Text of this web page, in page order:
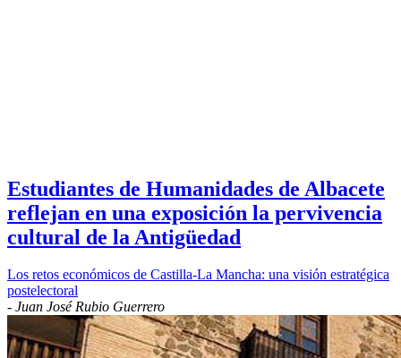
Estudiantes de Humanidades de Albacete
reflejan en una exposición la pervivencia
cultural de la Antigüedad
Los retos económicos de Castilla-La Mancha: una visión estratégica
postelectoral
- Juan José Rubio Guerrero